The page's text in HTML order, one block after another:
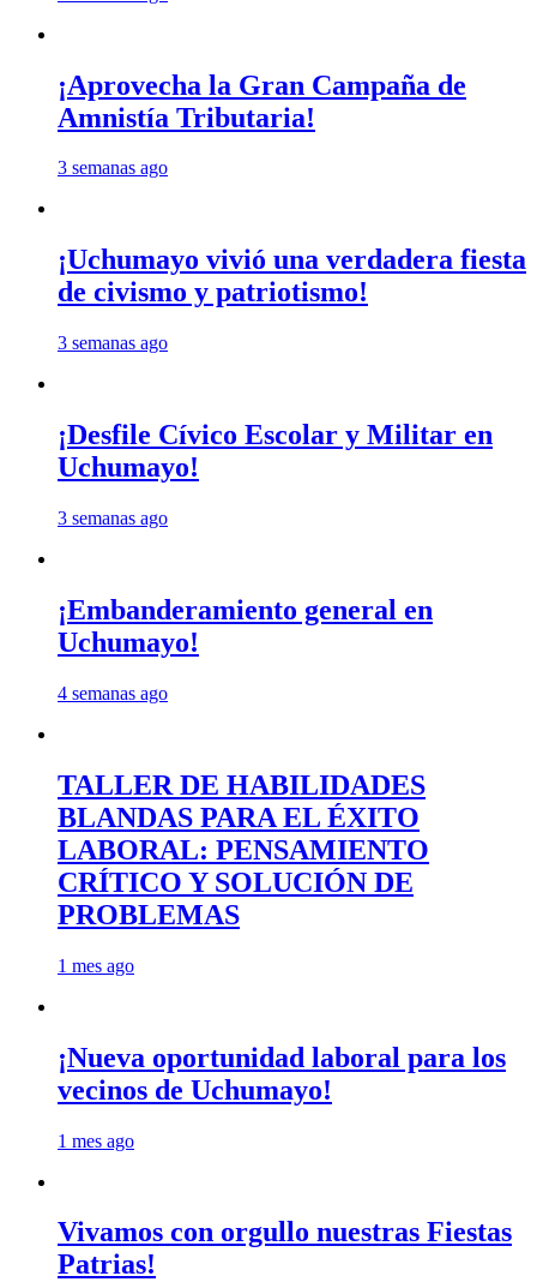
¡Aprovecha la Gran Campaña de
Amnistía Tributaria!
3 semanas ago
¡Uchumayo vivió una verdadera fiesta
de civismo y patriotismo!
3 semanas ago
¡Desfile Cívico Escolar y Militar en
Uchumayo!
3 semanas ago
¡Embanderamiento general en
Uchumayo!
4 semanas ago
TALLER DE HABILIDADES
BLANDAS PARA EL ÉXITO
LABORAL: PENSAMIENTO
CRÍTICO Y SOLUCIÓN DE
PROBLEMAS
1 mes ago
¡Nueva oportunidad laboral para los
vecinos de Uchumayo!
1 mes ago
Vivamos con orgullo nuestras Fiestas
Patrias!